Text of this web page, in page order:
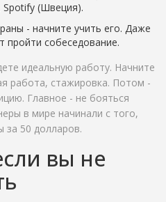
(Швеция).
- начните учить его. Даже
собеседование.
идеальную работу. Начните
работа, стажировка. Потом -
Главное - не бояться
в мире начинали с того,
за 50 долларов.
вы не